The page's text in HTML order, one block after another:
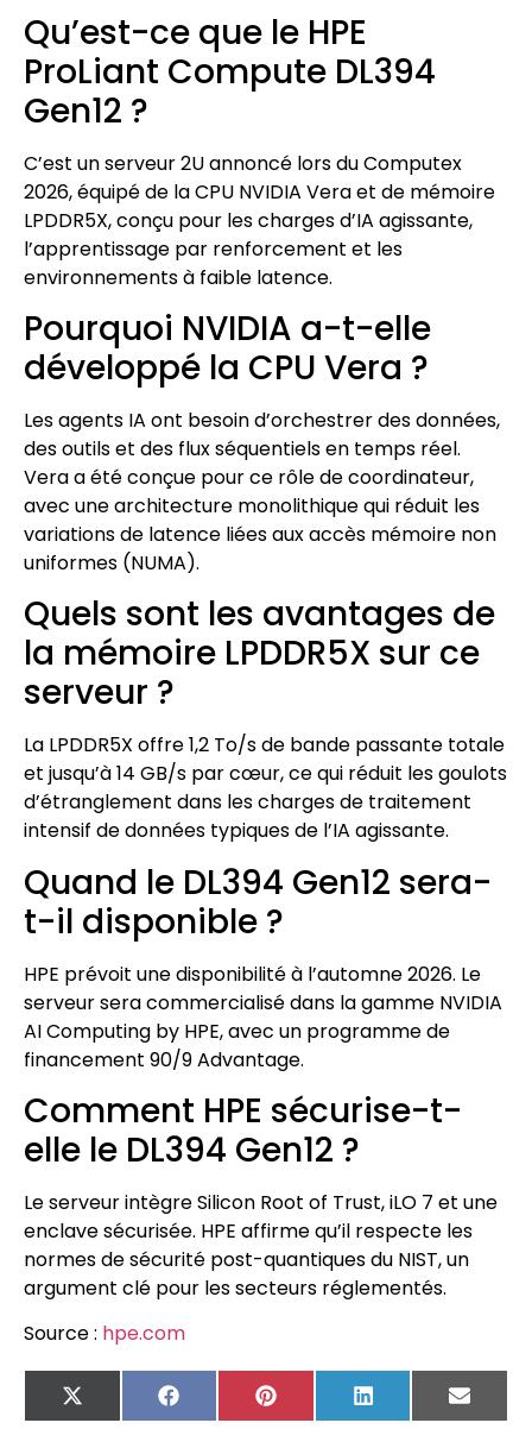
Qu’est-ce que le HPE
ProLiant Compute DL394
Gen12 ?
C’est un serveur 2U annoncé lors du Computex
2026, équipé de la CPU NVIDIA Vera et de mémoire
LPDDR5X, conçu pour les charges d’IA agissante,
l’apprentissage par renforcement et les
environnements à faible latence.
Pourquoi NVIDIA a-t-elle
développé la CPU Vera ?
Les agents IA ont besoin d’orchestrer des données,
des outils et des flux séquentiels en temps réel.
Vera a été conçue pour ce rôle de coordinateur,
avec une architecture monolithique qui réduit les
variations de latence liées aux accès mémoire non
uniformes (NUMA).
Quels sont les avantages de
la mémoire LPDDR5X sur ce
serveur ?
La LPDDR5X offre 1,2 To/s de bande passante totale
et jusqu’à 14 GB/s par cœur, ce qui réduit les goulots
d’étranglement dans les charges de traitement
intensif de données typiques de l’IA agissante.
Quand le DL394 Gen12 sera-
t-il disponible ?
HPE prévoit une disponibilité à l’automne 2026. Le
serveur sera commercialisé dans la gamme NVIDIA
AI Computing by HPE, avec un programme de
financement 90/9 Advantage.
Comment HPE sécurise-t-
elle le DL394 Gen12 ?
Le serveur intègre Silicon Root of Trust, iLO 7 et une
enclave sécurisée. HPE affirme qu’il respecte les
normes de sécurité post-quantiques du NIST, un
argument clé pour les secteurs réglementés.
Source : hpe.com
X
(Twitter)
FacebookPinterest LinkedIn Email